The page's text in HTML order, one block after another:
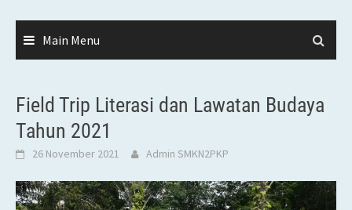
Main Menu
Field Trip Literasi dan Lawatan Budaya
Tahun 2021
26 November 2021 Admin SMKN2PKP